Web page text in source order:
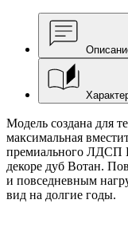
Модель создана для
максимальная
премиального ЛДСП
декоре дуб Вотан.
и повседневным
вид на долгие годы.